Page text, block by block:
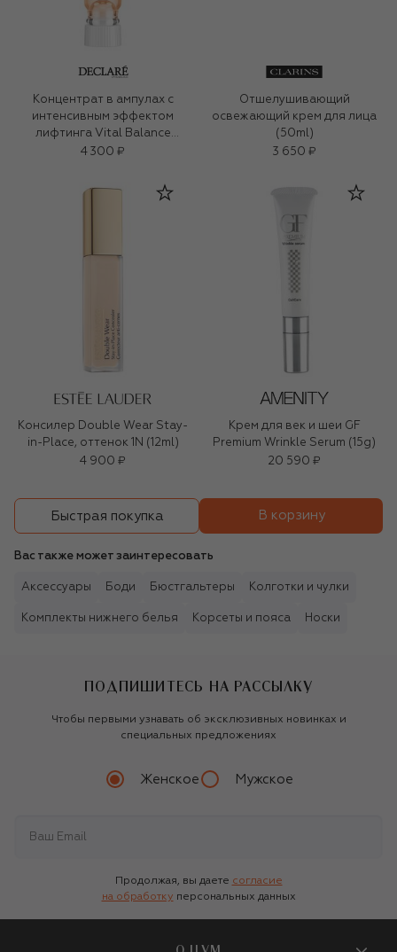
Концентрат в ампулах с
интенсивным эффектом
лифтинга Vital Balance
Intense Lifting Effect (7x2,5ml)
4 300 ₽
Отшелушивающий
освежающий крем для лица
(50ml)
3 650 ₽
Консилер Double Wear Stay-
in-Place, оттенок 1N (12ml)
4 900 ₽
Крем для век и шеи GF
Premium Wrinkle Serum (15g)
20 590 ₽
Быстрая покупка В корзину
Вас также может заинтересовать
Аксессуары Боди Бюстгальтеры Колготки и чулки
Комплекты нижнего белья Корсеты и пояса Носки
ПОДПИШИТЕСЬ НА РАССЫЛКУ
Чтобы первыми узнавать об эксклюзивных новинках и
специальных предложениях
Женское Мужское
Продолжая, вы даете согласие
на обработку персональных данных